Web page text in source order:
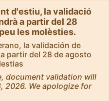
d'estiu, la validació
a partir del 28
les molèsties.
la validación de
partir del 28 de agosto
document validation will
2026. We apologize for